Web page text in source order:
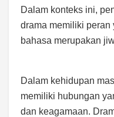
Dalam konteks ini,
drama memiliki peran
bahasa merupakan
Dalam kehidupan
memiliki hubungan
dan keagamaan.